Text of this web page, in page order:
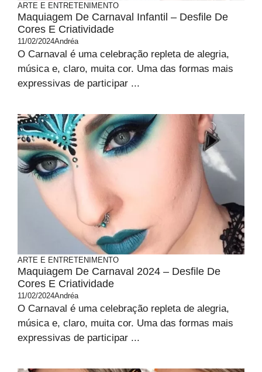
ARTE E ENTRETENIMENTO
Maquiagem De Carnaval Infantil – Desfile De
Cores E Criatividade
11/02/2024Andréa
O Carnaval é uma celebração repleta de alegria,
música e, claro, muita cor. Uma das formas mais
expressivas de participar ...
ARTE E ENTRETENIMENTO
Maquiagem De Carnaval 2024 – Desfile De
Cores E Criatividade
11/02/2024Andréa
O Carnaval é uma celebração repleta de alegria,
música e, claro, muita cor. Uma das formas mais
expressivas de participar ...